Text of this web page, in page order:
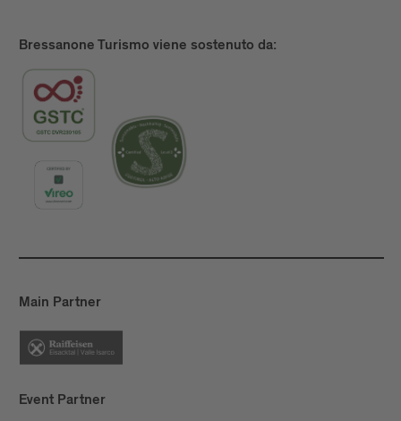
Bressanone Turismo viene sostenuto da:
Main Partner
Event Partner